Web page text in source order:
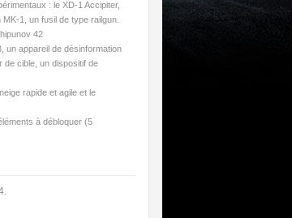
: le XD-1 Accipiter,
1, un fusil de type railgun.
42
un appareil de désinformation
de cible, un dispositif de
rapide et agile et le
à débloquer (5